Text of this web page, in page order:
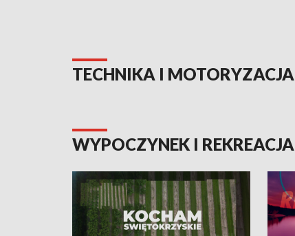
TECHNIKA I MOTORYZACJA
WYPOCZYNEK I REKREACJA